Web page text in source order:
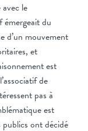
le
émergeait du
d’un mouvement
et
est
de
pas à
est
publics ont décidé